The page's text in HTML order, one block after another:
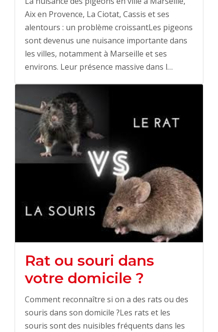
Aix en Provence, La Ciotat, Cassis et ses
alentours : un problème croissantLes pigeons
sont devenus une nuisance importante dans
les villes, notamment à Marseille et ses
environs. Leur présence massive dans l…
Rat ou souri dans
votre domicile ?
Comment reconnaître si on a des rats ou des
souris dans son domicile ?Les rats et les
souris sont des nuisibles fréquents dans les